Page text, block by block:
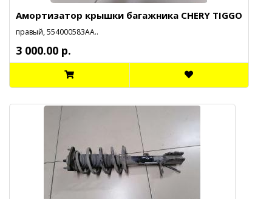
Амортизатор крышки багажника CHERY TIGGO
правый, 554000583АА..
3 000.00 р.